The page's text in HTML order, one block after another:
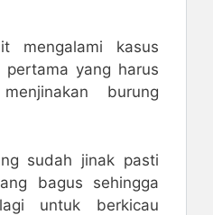
mengalami kasus
yang harus
burung
sudah jinak pasti
bagus sehingga
untuk berkicau